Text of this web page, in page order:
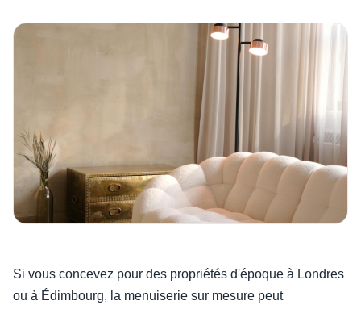
Si vous concevez pour des propriétés d'époque à Londres
ou à Édimbourg, la menuiserie sur mesure peut